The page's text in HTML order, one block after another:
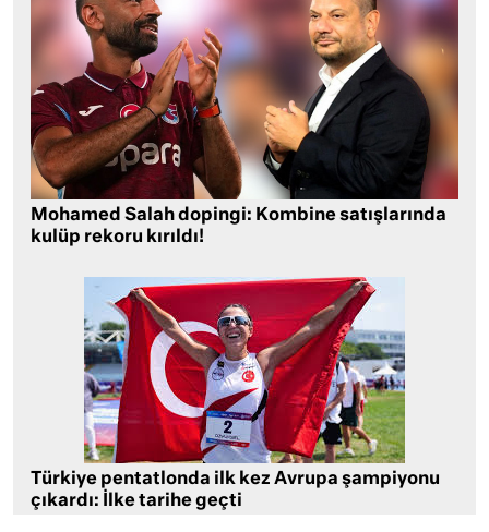
Mohamed Salah dopingi: Kombine satışlarında
kulüp rekoru kırıldı!
Türkiye pentatlonda ilk kez Avrupa şampiyonu
çıkardı: İlke tarihe geçti